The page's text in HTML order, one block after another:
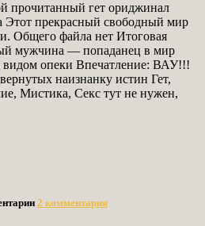
прочитанный гет ориджинал
Этот прекрасный свободный мир
Общего файла нет Итоговая
мужчина — попаданец в мир
видом опеки Впечатление: ВАУ!!!
наизнанку истин Гет,
Мистика, Секс тут не нужен,
2 комментария